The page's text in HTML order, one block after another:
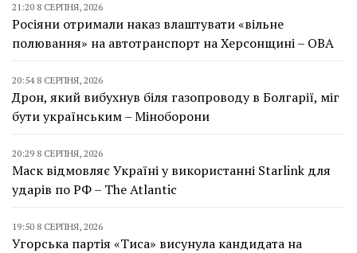
21:20 8 СЕРПНЯ, 2026
Росіяни отримали наказ влаштувати «вільне
полювання» на автотранспорт на Херсонщині – ОВА
20:54 8 СЕРПНЯ, 2026
Дрон, який вибухнув біля газопроводу в Болгарії, міг
бути українським – Міноборони
20:29 8 СЕРПНЯ, 2026
Маск відмовляє Україні у використанні Starlink для
ударів по РФ – The Atlantic
19:50 8 СЕРПНЯ, 2026
Угорська партія «Тиса» висунула кандидата на